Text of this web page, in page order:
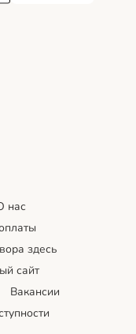
нас
здесь
сайт
Вакансии